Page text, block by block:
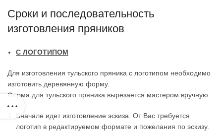
Сроки и последовательность
изготовления пряников
С ЛОГОТИПОМ
Для изготовления тульского пряника с логотипом необходимо
изготовить деревянную форму.
Форма для тульского пряника вырезается мастером вручную.
Вначале идет изготовление эскиза. От Вас требуется
логотип в редактируемом формате и пожелания по эскизу.